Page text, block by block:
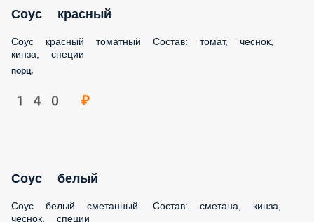
Соус красный
Соус красный томатный Состав: томат, чеснок, кинза,
специи
порц.
140 ₽
Соус белый
Соус белый сметанный. Состав: сметана, кинза, чеснок,
специи